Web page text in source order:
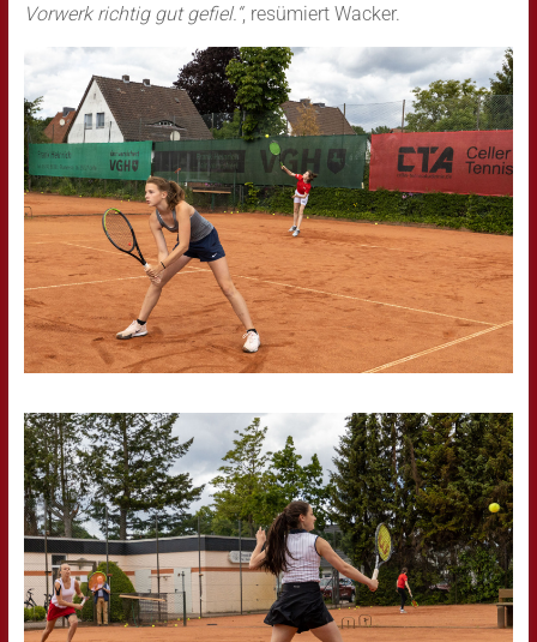
Vorwerk richtig gut gefiel.“, resümiert Wacker.